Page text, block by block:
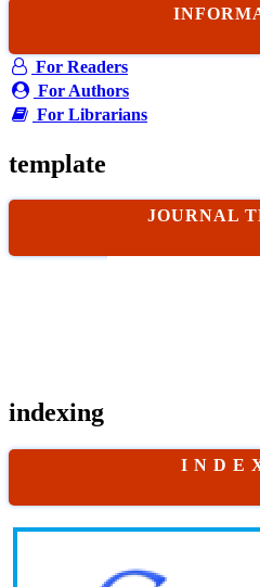
For Readers
For Authors
For Librarians
template
JOURNAL
indexing
I N D E